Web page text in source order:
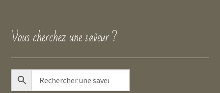
Vous cherchez une saveur ?